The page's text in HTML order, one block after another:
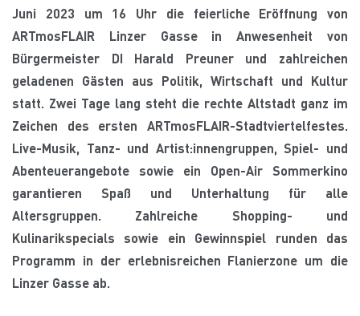
Juni 2023 um 16 Uhr die feierliche Eröffnung von
ARTmosFLAIR Linzer Gasse in Anwesenheit von
Bürgermeister DI Harald Preuner und zahlreichen
geladenen Gästen aus Politik, Wirtschaft und Kultur
statt. Zwei Tage lang steht die rechte Altstadt ganz im
Zeichen des ersten ARTmosFLAIR-Stadtviertelfestes.
Live-Musik, Tanz- und Artist:innengruppen, Spiel- und
Abenteuerangebote sowie ein Open-Air Sommerkino
garantieren Spaß und Unterhaltung für alle
Altersgruppen. Zahlreiche Shopping- und
Kulinarikspecials sowie ein Gewinnspiel runden das
Programm in der erlebnisreichen Flanierzone um die
Linzer Gasse ab.